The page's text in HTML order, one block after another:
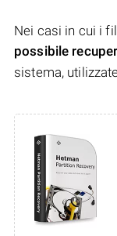
Nei casi in cui i
possibile
sistema, utilizzate